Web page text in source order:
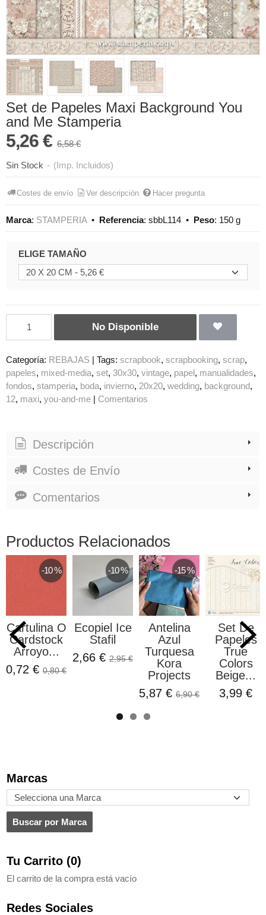
Marcas
Tu Carrito (0)
El carrito de la compra está vacío
Redes Sociales
Set de Papeles Maxi Background You
and Me Stamperia
5,26 € 6,58 €
Sin Stock - (Imp. Incluidos)
Costes de envío Ver descripción Hacer pregunta
Marca: STAMPERIA• Referencia: sbbL114 • Peso: 150 g
ELIGE TAMAÑO
No Disponible
Categoría: REBAJAS | Tags: scrapbook scrapbooking scrap
papeles mixed-media set 30x30 vintage papel manualidades
fondos stamperia boda invierno 20x20 wedding background
12 maxi you-and-me | Comentarios
Descripción
Costes de Envío
Comentarios
Productos Relacionados
-10 %
Cartulina O
Cardstock
Arroyo...
0,72 € 0,80 €
-10 %
Ecopiel Ice
Stafil
2,66 € 2,95 €
-15 %
Antelina
Azul
Turquesa
Kora
Projects
5,87 € 6,90 €
Set De
Papeles
True
Colors
Beige...
3,99 €